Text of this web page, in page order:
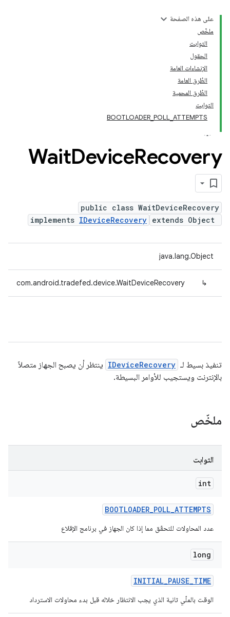
على هذه الصفحة
ملخّص
الثوابت
الحقول
الإنشاءات العامة
الطُرق العامة
الطُرق المحمية
الثوابت
BOOTLOADER_POLL_ATTEMPTS
WaitDeviceRecovery
public class WaitDeviceRecovery
extends Object
implements IDeviceRecovery
java.lang.Object
↳
com.android.tradefed.device.WaitDeviceRecovery
تنفيذ بسيط لـ IDeviceRecovery ينتظر أن يصبح الجهاز متصلاً
بالإنترنت ويستجيب للأوامر البسيطة.
ملخّص
الثوابت
int
BOOTLOADER_POLL_ATTEMPTS
عدد المحاولات للتحقّق مما إذا كان الجهاز في برنامج الإقلاع
long
INITIAL_PAUSE_TIME
الوقت بالملّي ثانية الذي يجب الانتظار خلاله قبل بدء محاولات الاسترداد